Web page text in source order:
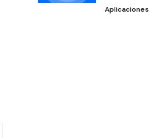
Aplicaciones